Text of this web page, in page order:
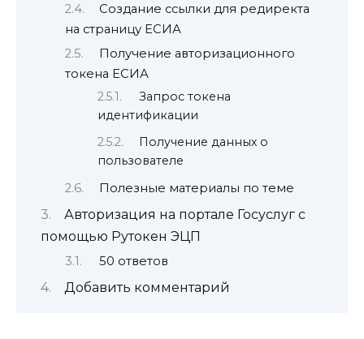
Создание ссылки для редиректа
на страницу ЕСИА
Получение авторизационного
токена ЕСИА
Запрос токена
идентификации
Получение данных о
пользователе
Полезные материалы по теме
Авторизация на портале Госуслуг с
помощью Рутокен ЭЦП
50 ответов
Добавить комментарий